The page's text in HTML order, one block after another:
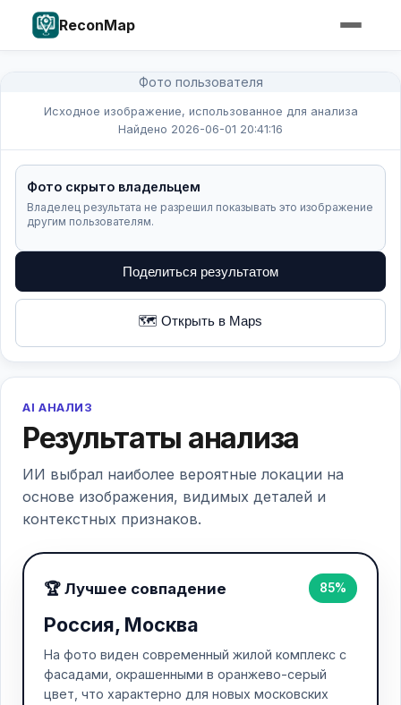
ReconMap
Фото пользователя
Исходное изображение, использованное для анализа
Найдено 2026-06-01 20:41:16
Фото скрыто владельцем
Владелец результата не разрешил показывать это изображение
другим пользователям.
Поделиться результатом
🗺️ Открыть в Maps
AI АНАЛИЗ
Результаты анализа
ИИ выбрал наиболее вероятные локации на
основе изображения, видимых деталей и
контекстных признаков.
🏆 Лучшее совпадение 85%
Россия, Москва
На фото виден современный жилой комплекс с
фасадами, окрашенными в оранжево-серый
цвет, что характерно для новых московских